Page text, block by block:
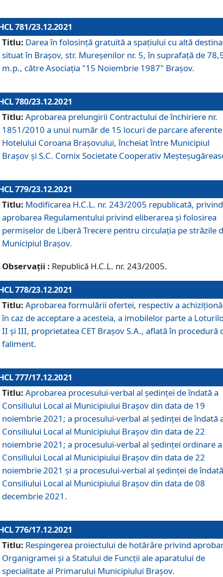
781/23.12.2021
Titlu: Darea în folosinţă gratuită a spaţiului cu altă
situat în Braşov, str. Mureşenilor nr. 5, în suprafaţă de
m.p., către Asociaţia "15 Noiembrie 1987" Braşov.
780/23.12.2021
Titlu: Aprobarea prelungirii Contractului de închiriere nr.
1851/2010 a unui număr de 15 locuri de parcare aferente
Hotelului Coroana Brașovului, încheiat între Municipiul
Braşov şi S.C. Comix Societate Cooperativ
779/23.12.2021
Titlu: Modificarea H.C.L. nr. 243/2005 republicată, privind
aprobarea Regulamentului privind eliberarea şi folosirea
permiselor de Liberă Trecere pentru circulația pe străzile
Municipiul Braşov.
Observații : Republică H.C.L. nr. 243/2005.
778/23.12.2021
Titlu: Aprobarea formulării ofertei, respectiv a
în caz de acceptare a acesteia, a imobilelor parte a
II și III, proprietatea CET Brașov S.A., aflată în procedură
faliment.
777/17.12.2021
Titlu: Aprobarea procesului-verbal al şedinţei de îndată a
Consiliului Local al Municipiului Braşov din data de 19
noiembrie 2021; a procesului-verbal al şedinţei de îndată
Consiliului Local al Municipiului Braşov din data de 22
noiembrie 2021; a procesului-verbal al şedinţei ordinare a
Consiliului Local al Municipiului Braşov din data de 22
noiembrie 2021 și a procesului-verbal al şedinţei de
Consiliului Local al Municipiului Braşov din data de 08
decembrie 2021.
776/17.12.2021
Titlu: Respingerea proiectului de hotărâre privind
Organigramei şi a Statului de Funcţii ale aparatului de
specialitate al Primarului Municipiului Braşov.